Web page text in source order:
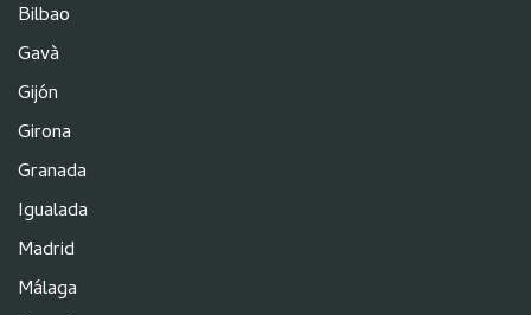
Bilbao
Gavà
Gijón
Girona
Granada
Igualada
Madrid
Málaga